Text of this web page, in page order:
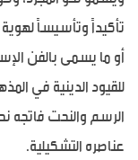
تأكيداً وتأسيساً
أو ما يسمى بالفن
للقيود الدينية في
الرسم والنحت فاتجه
عناصره التشكيلية.